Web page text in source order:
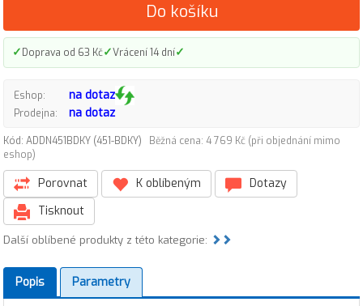
Do košíku
✓Doprava od 63 Kč✓Vrácení 14 dní✓
Eshop: na dotaz
Prodejna: na dotaz
Kód: ADDN451BDKY (451-BDKY)
Běžná cena: 4 769 Kč (při objednání mimo
eshop)
Porovnat K oblíbeným
Dotazy
Tisknout
Další oblíbené produkty z této kategorie:
Popis Parametry